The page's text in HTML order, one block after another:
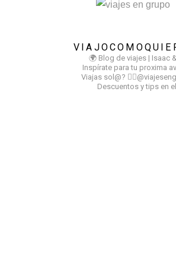
🌍 Blog de viajes | Isaac
Inspírate para tu proxima
Viajas sol@?
Descuentos y tips en